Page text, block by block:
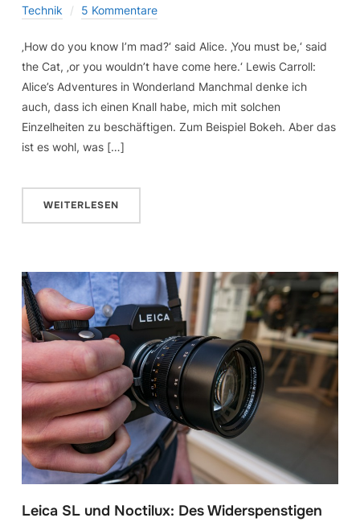
Technik
5 Kommentare
‚How do you know I’m mad?‘ said Alice. ‚You must be,‘ said
the Cat, ‚or you wouldn’t have come here.‘ Lewis Carroll:
Alice’s Adventures in Wonderland Manchmal denke ich
auch, dass ich einen Knall habe, mich mit solchen
Einzelheiten zu beschäftigen. Zum Beispiel Bokeh. Aber das
ist es wohl, was […]
WEITERLESEN
Leica SL und Noctilux: Des Widerspenstigen